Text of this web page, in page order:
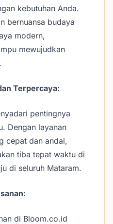
kebutuhan Anda.
bernuansa budaya
modern,
mewujudkan
Terpercaya:
pentingnya
Dengan layanan
cepat dan andal,
tiba tepat waktu di
di seluruh Mataram.
di Bloom.co.id